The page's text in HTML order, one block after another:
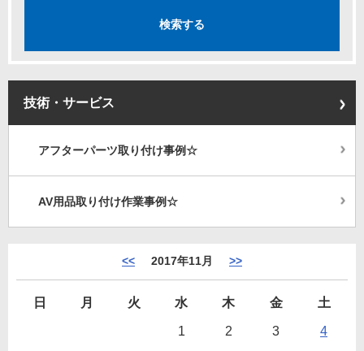
技術・サービス
アフターパーツ取り付け事例☆
AV用品取り付け作業事例☆
<< 2017年11月 >>
日 月 火 水 木 金
土
1
2 3 4